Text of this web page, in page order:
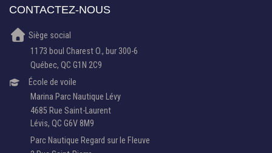
CONTACTEZ-NOUS
Siège social
1173 boul Charest O., bur 300-6
Québec, QC G1N 2C9
École de voile
Marina Parc Nautique Lévy
4685 Rue Saint-Laurent
Lévis, QC G6V 8M9
Parc Nautique Regard sur le Fleuve